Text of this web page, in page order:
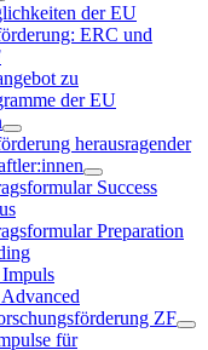
der EU
ERC und
zu
der EU
herausragender
Success
Preparation
ZF
für